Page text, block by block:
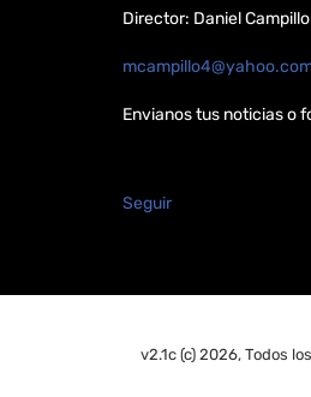
Director: Daniel Campillo
Envianos tus noticias o
Seguir
v2.1c (c) 2026, Todos